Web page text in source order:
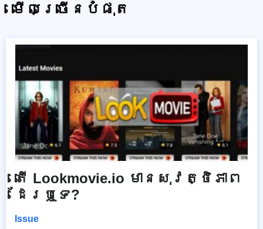
មើលច្រើនបំផុត
តើ Lookmovie.io មានសុវត្ថិភាព
ដែរឬទេ?
Issue